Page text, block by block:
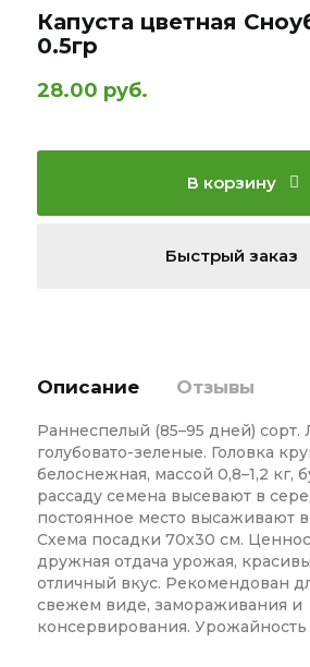
Капуста цветная
0.5гр
28.00 руб.
В корзину
Быстрый заказ
Описание Отзывы
Раннеспелый (85–95 дней) сорт.
голубовато-зеленые. Головка
белоснежная, массой 0,8–1,2 кг,
рассаду семена высевают в
постоянное место высаживают
Схема посадки 70x30 см.
дружная отдача урожая,
отличный вкус. Рекомендован
свежем виде, замораживания и
консервирования. Урожайность